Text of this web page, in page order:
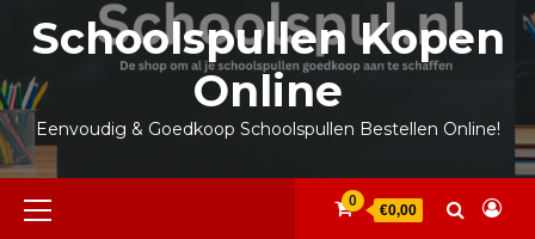
inhoud
Schoolspullen Kopen
Online
Eenvoudig & Goedkoop Schoolspullen Bestellen Online!
Primair
menu
0
€0,00